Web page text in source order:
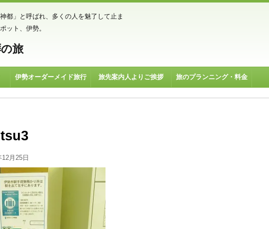
都」と呼ばれ、多くの人を魅了して止ま
ット、伊勢。
旅
伊勢オーダーメイド旅行 旅先案内人よりご挨拶 旅のプランニング・料金
月25日